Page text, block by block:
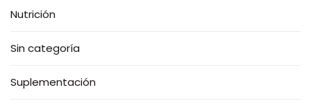
Nutrición
Sin categoría
Suplementación